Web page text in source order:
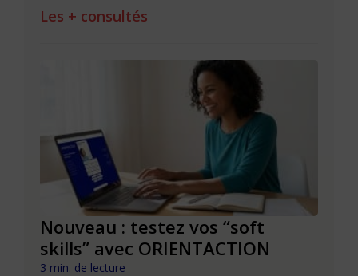
Les + consultés
Nouveau : testez vos “soft
skills” avec ORIENTACTION
3 min. de lecture